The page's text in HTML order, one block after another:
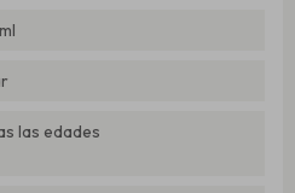
las edades